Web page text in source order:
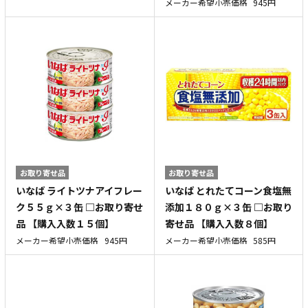
メーカー希望小売価格 945円
お取り寄せ品
いなば ライトツナアイフレー
ク５５ｇ×３缶 □お取り寄せ
品 【購入入数１５個】
メーカー希望小売価格 945円
お取り寄せ品
いなば とれたてコーン食塩無
添加１８０ｇ×３缶 □お取り
寄せ品 【購入入数８個】
メーカー希望小売価格 585円